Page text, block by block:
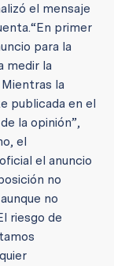
el mensaje
“En primer
para la
medir la
la
publicada en el
la opinión”,
el
el anuncio
no
no
riesgo de